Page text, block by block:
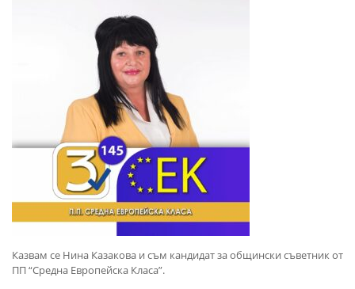
Казвам се Нина Казакова и съм кандидат за общински съветник от
ПП “Средна Европейска Класа”.